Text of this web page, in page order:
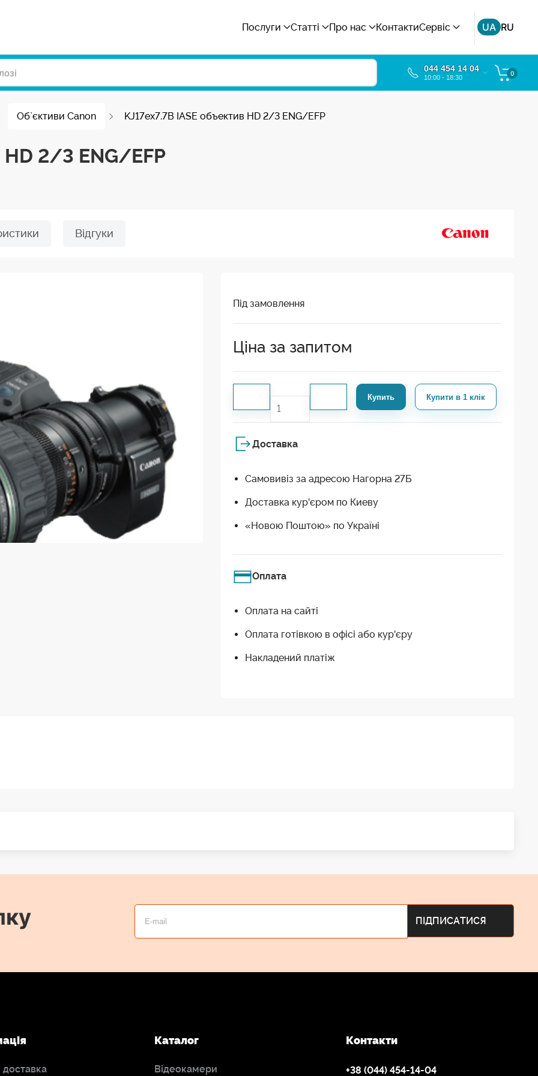
Послуги Статті Про нас КонтактиСервіс UA RU
044 454 14 04
10:00 - 18:30
0
Об`єктиви Canon KJ17ex7.7B IASE объектив HD 2/3 ENG/EFP
HD 2/3 ENG/EFP
Відгуки
Під замовлення
Ціна за запитом
Купить Купити в 1 клік
Доставка
Самовивіз за адресою Нагорна 27Б
Доставка кур'єром по Киеву
«Новою Поштою» по Україні
Оплата
Оплата на сайті
Оплата готівкою в офісі або кур'єру
Накладений платіж
доставка
Каталог
Відеокамери
Контакти
+38 (044) 454-14-04